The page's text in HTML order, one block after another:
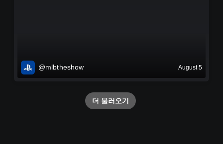
@mlbtheshow August 5
더 불러오기